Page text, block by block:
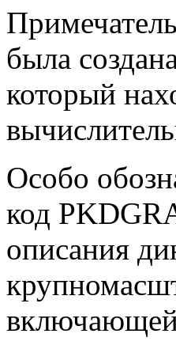
была
который
Особо
код
описания
включающей